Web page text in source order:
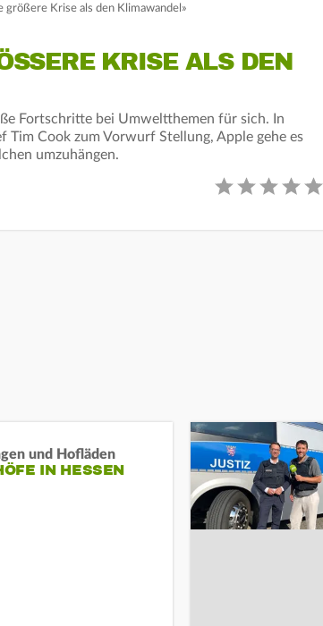
größere Krise als den Klimawandel»
KRISE ALS DEN K
Fortschritte bei Umweltthemen für sich. In
Cook zum Vorwurf Stellung, Apple gehe es
umzuhängen.
und Hofläden
IN HESSEN